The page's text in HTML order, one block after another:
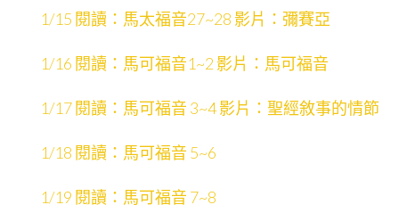
1/15 閱讀：馬太福音27~28 影片：彌賽亞
1/16 閱讀：馬可福音1~2 影片：馬可福音
1/17 閱讀：馬可福音 3~4 影片：聖經敘事的情節
1/18 閱讀：馬可福音 5~6
1/19 閱讀：馬可福音 7~8